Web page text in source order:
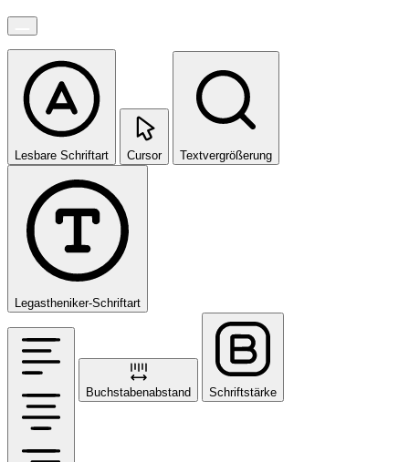
Lesbare Schriftart Cursor Textvergrößerung
Legastheniker-Schriftart
Buchstabenabstand Schriftstärke